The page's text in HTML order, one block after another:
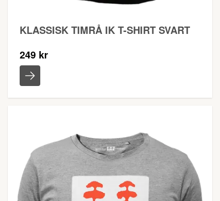
KLASSISK TIMRÅ IK T-SHIRT SVART
249 kr